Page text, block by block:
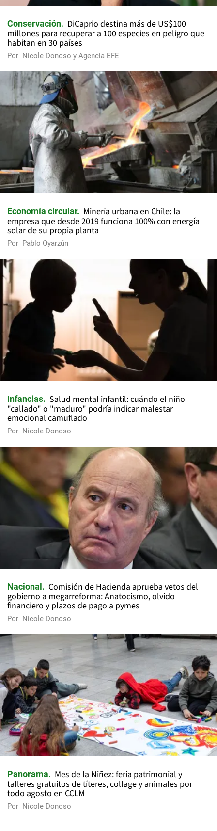
Conservación
DiCaprio destina más de US$100
millones para recuperar a 100 especies en peligro que
habitan en 30 países
Por Nicole Donoso y Agencia EFE
Economía circular
Minería urbana en Chile: la
empresa que desde 2019 funciona 100% con energía
solar de su propia planta
Por Pablo Oyarzún
Infancias
Salud mental infantil: cuándo el niño
"callado" o "maduro" podría indicar malestar
emocional camuflado
Por Nicole Donoso
Nacional
Comisión de Hacienda aprueba vetos del
gobierno a megarreforma: Anatocismo, olvido
financiero y plazos de pago a pymes
Por Nicole Donoso
Panorama
Mes de la Niñez: feria patrimonial y
talleres gratuitos de títeres, collage y animales por
todo agosto en CCLM
Por Nicole Donoso